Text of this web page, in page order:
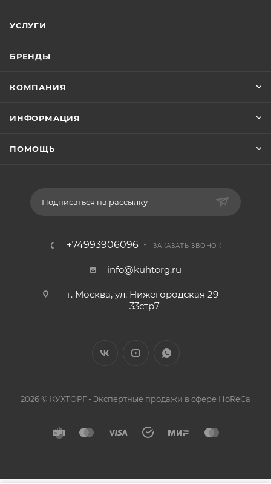
УСЛУГИ
БРЕНДЫ
КОМПАНИЯ
ИНФОРМАЦИЯ
ПОМОЩЬ
Подписаться на рассылку
+74993906096 ЗАКАЗАТЬ ЗВОНОК
info@kuhtorg.ru
г. Москва, ул. Нижегородская 29-
33стр7
2026 © КУХТОРГ - Экспертные продажи в сфере HoReCa